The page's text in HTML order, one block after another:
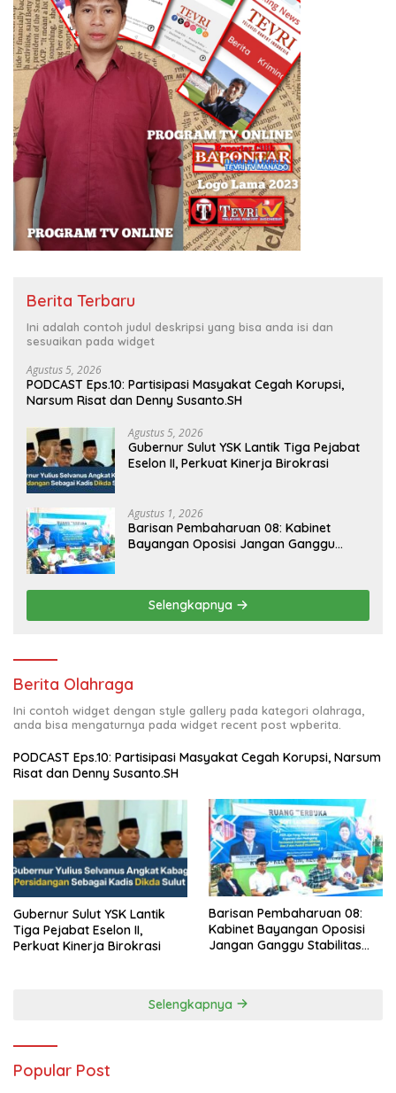
Berita Terbaru
Ini adalah contoh judul deskripsi yang bisa anda isi dan
sesuaikan pada widget
Agustus 5, 2026
PODCAST Eps.10: Partisipasi Masyakat Cegah Korupsi,
Narsum Risat dan Denny Susanto.SH
Agustus 5, 2026
Gubernur Sulut YSK Lantik Tiga Pejabat
Eselon II, Perkuat Kinerja Birokrasi
Agustus 1, 2026
Barisan Pembaharuan 08: Kabinet
Bayangan Oposisi Jangan Ganggu
Selengkapnya
Berita Olahraga
Ini contoh widget dengan style gallery pada kategori olahraga,
anda bisa mengaturnya pada widget recent post wpberita.
PODCAST Eps.10: Partisipasi Masyakat Cegah Korupsi, Narsum
Risat dan Denny Susanto.SH
Gubernur Sulut YSK Lantik
Tiga Pejabat Eselon II,
Perkuat Kinerja Birokrasi
Barisan Pembaharuan 08:
Kabinet Bayangan Oposisi
Jangan Ganggu Stabilitas
Selengkapnya
Popular Post